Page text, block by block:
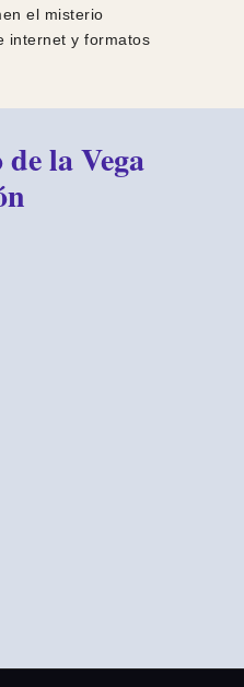
el misterio
internet y formatos
la Vega